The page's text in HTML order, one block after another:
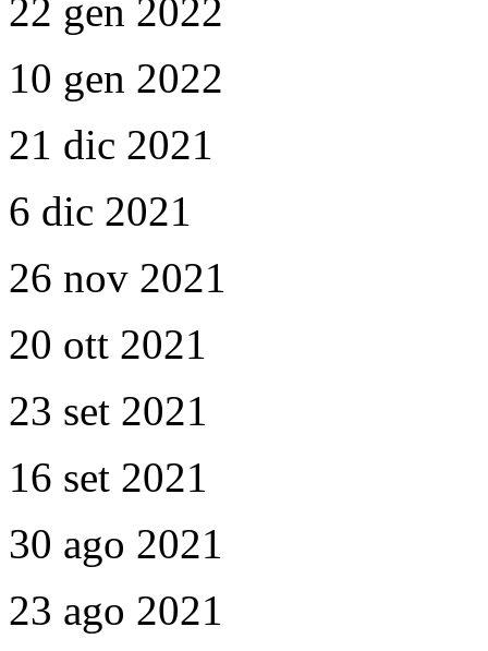
22 gen 2022
10 gen 2022
21 dic 2021
6 dic 2021
26 nov 2021
20 ott 2021
23 set 2021
16 set 2021
30 ago 2021
23 ago 2021